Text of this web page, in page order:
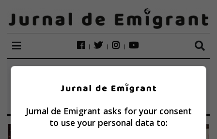
MARIANA
IULIANA FILIMON
Jurnal de Emigrant asks for your consent
to use your personal data to: